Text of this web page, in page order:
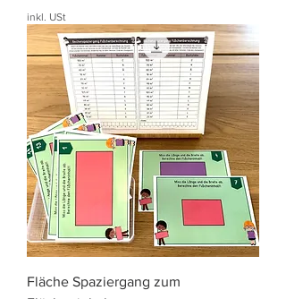
inkl. USt
Fläche Spaziergang zum